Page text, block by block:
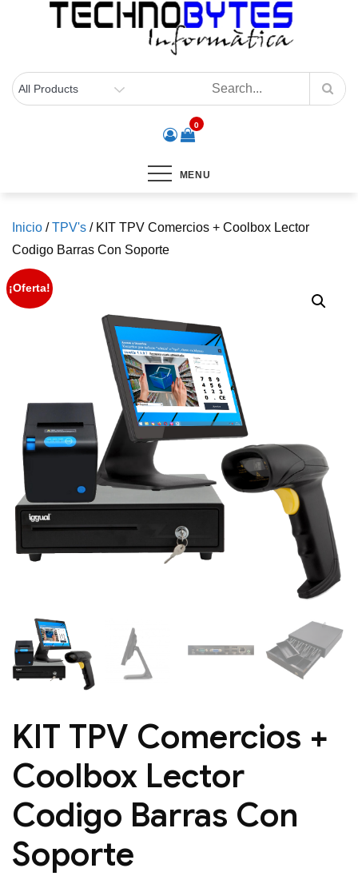
0
MENU
Inicio /TPV's / KIT TPV Comercios + Coolbox Lector
Codigo Barras Con Soporte
¡Oferta!
KIT TPV Comercios +
Coolbox Lector
Codigo Barras Con
Soporte